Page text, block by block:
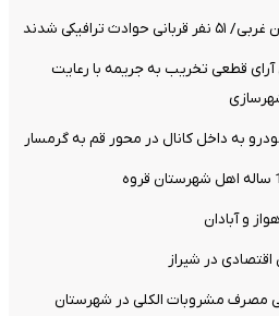
ترافیکی شدند
آرای قطعی تخریب به جریمه با رعایت
و آبادان
در پی مصرف مشروبات الکلی در شهرستان